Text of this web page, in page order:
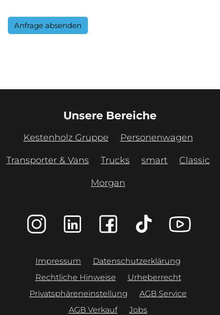
Anfrage absenden
Unsere Bereiche
Kestenholz Gruppe Personenwagen
Transporter & Vans Trucks smart Classic
Morgan
Impressum
Datenschutzerklärung
Rechtliche Hinweise
Urheberrecht
Privatsphäreneinstellung
AGB Service
AGB Verkauf
Jobs